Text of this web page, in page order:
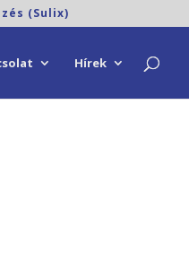
(Sulix)
Hírek